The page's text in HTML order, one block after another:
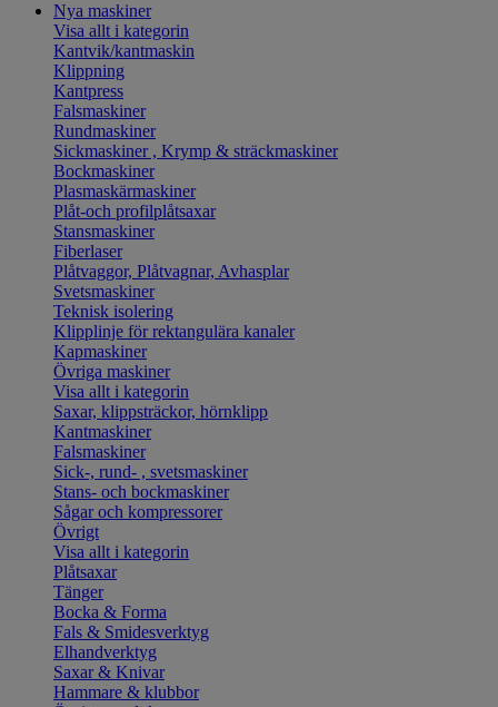
Nya maskiner
Visa allt i kategorin
Kantvik/kantmaskin
Klippning
Kantpress
Falsmaskiner
Rundmaskiner
Sickmaskiner , Krymp & sträckmaskiner
Bockmaskiner
Plasmaskärmaskiner
Plåt-och profilplåtsaxar
Stansmaskiner
Fiberlaser
Plåtvaggor, Plåtvagnar, Avhasplar
Svetsmaskiner
Teknisk isolering
Klipplinje för rektangulära kanaler
Kapmaskiner
Övriga maskiner
Visa allt i kategorin
Saxar, klippsträckor, hörnklipp
Kantmaskiner
Falsmaskiner
Sick-, rund- , svetsmaskiner
Stans- och bockmaskiner
Sågar och kompressorer
Övrigt
Visa allt i kategorin
Plåtsaxar
Tänger
Bocka & Forma
Fals & Smidesverktyg
Elhandverktyg
Saxar & Knivar
Hammare & klubbor